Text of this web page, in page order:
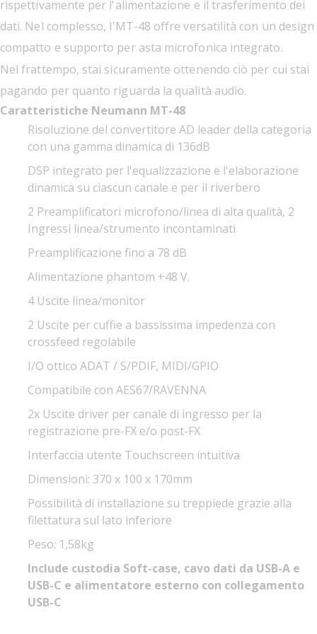
rispettivamente per l'alimentazione e il trasferimento dei
dati. Nel complesso, l'MT-48 offre versatilità con un design
compatto e supporto per asta microfonica integrato.
Nel frattempo, stai sicuramente ottenendo ciò per cui stai
pagando per quanto riguarda la qualità audio.
Caratteristiche Neumann MT-48
Risoluzione del convertitore AD leader della categoria
con una gamma dinamica di 136dB
DSP integrato per l'equalizzazione e l'elaborazione
dinamica su ciascun canale e per il riverbero
2 Preamplificatori microfono/linea di alta qualità, 2
Ingressi linea/strumento incontaminati
Preamplificazione fino a 78 dB
Alimentazione phantom +48 V.
4 Uscite linea/monitor
2 Uscite per cuffie a bassissima impedenza con
crossfeed regolabile
I/O ottico ADAT / S/PDIF, MIDI/GPIO
Compatibile con AES67/RAVENNA
2x Uscite driver per canale di ingresso per la
registrazione pre-FX e/o post-FX
Interfaccia utente Touchscreen intuitiva
Dimensioni: 370 x 100 x 170mm
Possibilità di installazione su treppiede grazie alla
filettatura sul lato inferiore
Peso: 1,58kg
Include custodia Soft-case, cavo dati da USB-A e
USB-C e alimentatore esterno con collegamento
USB-C